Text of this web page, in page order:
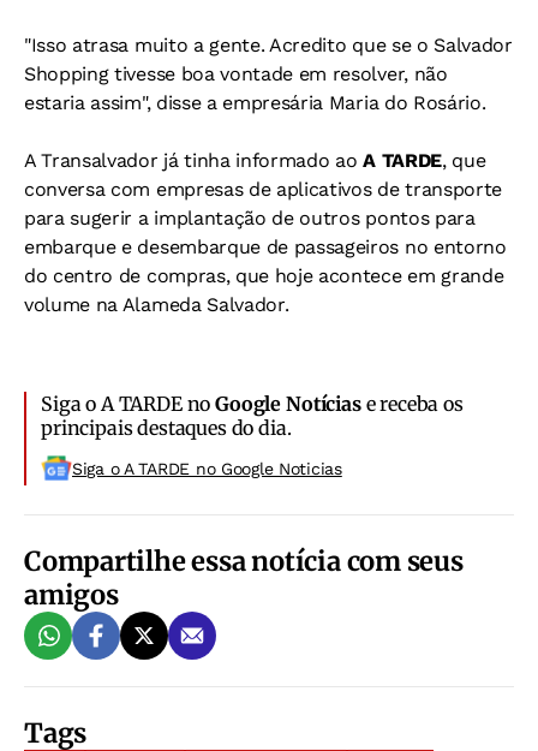
"Isso atrasa muito a gente. Acredito que se o Salvador
Shopping tivesse boa vontade em resolver, não
estaria assim", disse a empresária Maria do Rosário.
A Transalvador já tinha informado aoA TARDE, que
conversa com empresas de aplicativos de transporte
para sugerir a implantação de outros pontos para
embarque e desembarque de passageiros no entorno
do centro de compras, que hoje acontece em grande
volume na Alameda Salvador.
Siga o A TARDE noGoogle Notíciase receba os
principais destaques do dia.
Siga o A TARDE no Google Noticias
Compartilhe essa notícia com seus
amigos
Tags